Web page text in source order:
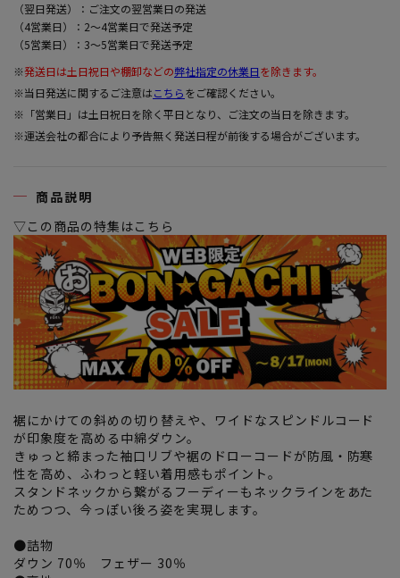
（翌日発送）：ご注文の翌営業日の発送
（4営業日）：2～4営業日で発送予定
（5営業日）：3～5営業日で発送予定
※発送日は土日祝日や棚卸などの弊社指定の休業日を除きます。
※当日発送に関するご注意はこちらをご確認ください。
※「営業日」は土日祝日を除く平日となり、ご注文の当日を除きます。
※運送会社の都合により予告無く発送日程が前後する場合がございます。
商品説明
▽この商品の特集はこちら
裾にかけての斜めの切り替えや、ワイドなスピンドルコード
が印象度を高める中綿ダウン。
きゅっと締まった袖口リブや裾のドローコードが防風・防寒
性を高め、ふわっと軽い着用感もポイント。
スタンドネックから繋がるフーディーもネックラインをあた
ためつつ、今っぽい後ろ姿を実現します。
●詰物
ダウン 70％ フェザー 30％